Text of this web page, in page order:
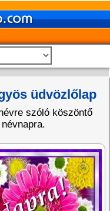
üdvözlőlap
szóló köszöntő